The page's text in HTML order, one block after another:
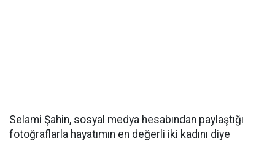
Selami Şahin, sosyal medya hesabından paylaştığı
fotoğraflarla hayatımın en değerli iki kadını diye